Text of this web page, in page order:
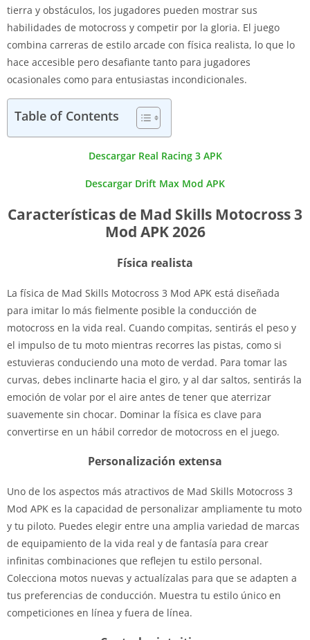
tierra y obstáculos, los jugadores pueden mostrar sus
habilidades de motocross y competir por la gloria. El juego
combina carreras de estilo arcade con física realista, lo que lo
hace accesible pero desafiante tanto para jugadores
ocasionales como para entusiastas incondicionales.
Table of Contents
Descargar Real Racing 3 APK
Descargar Drift Max Mod APK
Características de Mad Skills Motocross 3
Mod APK 2026
Física realista
La física de Mad Skills Motocross 3 Mod APK está diseñada
para imitar lo más fielmente posible la conducción de
motocross en la vida real. Cuando compitas, sentirás el peso y
el impulso de tu moto mientras recorres las pistas, como si
estuvieras conduciendo una moto de verdad. Para tomar las
curvas, debes inclinarte hacia el giro, y al dar saltos, sentirás la
emoción de volar por el aire antes de tener que aterrizar
suavemente sin chocar. Dominar la física es clave para
convertirse en un hábil corredor de motocross en el juego.
Personalización extensa
Uno de los aspectos más atractivos de Mad Skills Motocross 3
Mod APK es la capacidad de personalizar ampliamente tu moto
y tu piloto. Puedes elegir entre una amplia variedad de marcas
de equipamiento de la vida real y de fantasía para crear
infinitas combinaciones que reflejen tu estilo personal.
Colecciona motos nuevas y actualízalas para que se adapten a
tus preferencias de conducción. Muestra tu estilo único en
competiciones en línea y fuera de línea.